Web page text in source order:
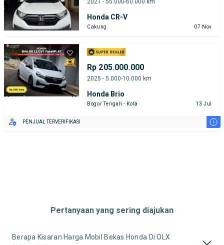
Honda CR-V
Cakung 07 Nov
Rp 205.000.000
2025 - 5.000-10.000 km
Honda Brio
Bogor Tengah - Kota 13 Jul
PENJUAL TERVERIFIKASI i
Pertanyaan yang sering diajukan
Berapa Kisaran Harga Mobil Bekas Honda Di OLX